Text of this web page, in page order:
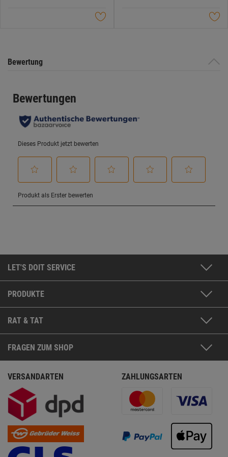
Bewertung
LET'S DOIT SERVICE
PRODUKTE
RAT & TAT
FRAGEN ZUM SHOP
VERSANDARTEN ZAHLUNGSARTEN